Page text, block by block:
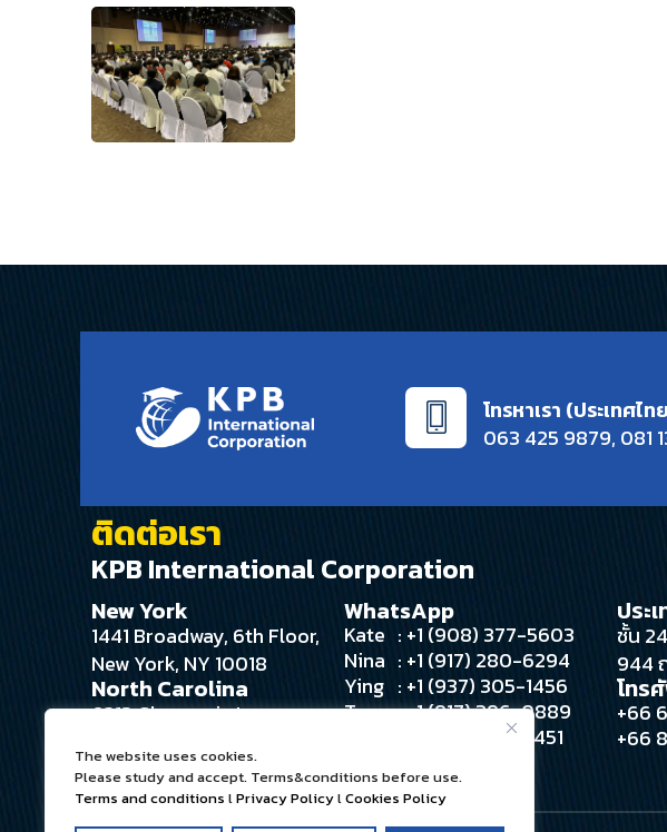
The website uses cookies.
Please study and accept. Terms&conditions before use.
Terms and conditions lPrivacy PolicylCookies Policy
โทรหาเรา (ประเทศไท
063 425 9879, 081
ติดต่อเรา
KPB International Corporation
New York
1441 Broadway, 6th Floor,
New York, NY 10018
North Carolina
6213 Glengarrie Ln
WhatsApp
Kate
Nina
Ying
Tee
: +1 (908) 377-5603
: +1 (917) 280-6294
: +1 (937) 305-1456
: +1 (917) 396-0889
: +1 (516) 388-4451
ประ
ชั้น
944
โทร
+66
+66